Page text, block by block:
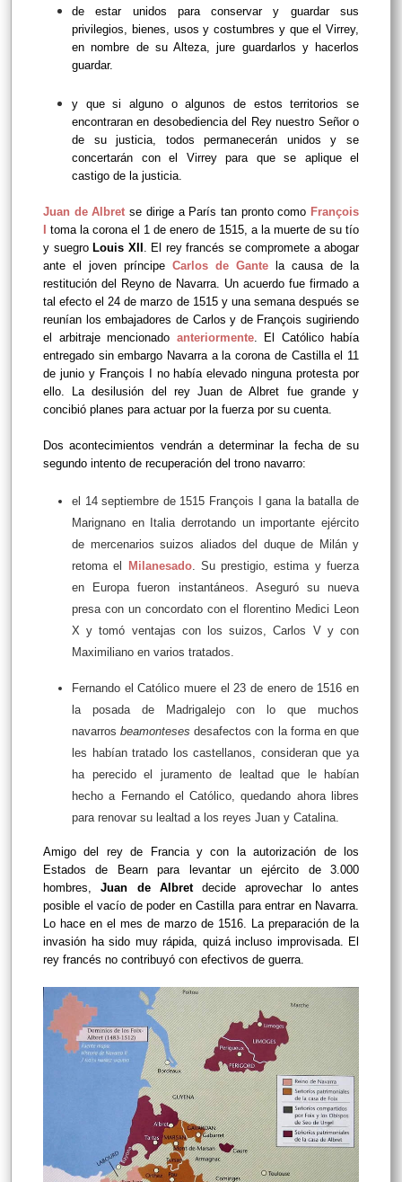
de estar unidos para conservar y guardar sus
privilegios, bienes, usos y costumbres y que el Virrey,
en nombre de su Alteza, jure guardarlos y hacerlos
guardar.
y que si alguno o algunos de estos territorios se
encontraran en desobediencia del Rey nuestro Señor o
de su justicia, todos permanecerán unidos y se
concertarán con el Virrey para que se aplique el
castigo de la justicia.
Juan de Albret se dirige a París tan pronto como François
toma la corona el 1 de enero de 1515, a la muerte de su tío
y suegro Louis XII . El rey francés se compromete a abogar
ante el joven príncipe Carlos de Gante
la causa de la
restitución del Reyno de Navarra. Un acuerdo fue firmado a
tal efecto el 24 de marzo de 1515 y una semana después se
reunían los embajadores de Carlos y de François sugiriendo
el arbitraje mencionado anteriormente. El Católico había
entregado sin embargo Navarra a la corona de Castilla el 11
de junio y François I no había elevado ninguna protesta por
ello. La desilusión del rey Juan de Albret fue grande y
concibió planes para actuar por la fuerza por su cuenta.
Dos acontecimientos vendrán a determinar la fecha de su
segundo intento de recuperación del trono navarro:
el 14 septiembre de 1515 François I gana la batalla de
Marignano en Italia derrotando un importante ejército
de mercenarios suizos aliados del duque de Milán y
retoma el
Milanesado. Su prestigio, estima y fuerza
en Europa fueron instantáneos. Aseguró su nueva
presa con un concordato con el florentino Medici Leon
X y tomó ventajas con los suizos, Carlos V y con
Maximiliano en varios tratados.
Fernando el Católico muere el 23 de enero de 1516 en
la posada de Madrigalejo con lo que muchos
navarrosbeamontesesdesafectos con la forma en que
les habían tratado los castellanos, consideran que ya
ha perecido el juramento de lealtad que le habían
hecho a Fernando el Católico, quedando ahora libres
para renovar su lealtad a los reyes Juan y Catalina.
Amigo del rey de Francia y con la autorización de los
Estados de Bearn para levantar un ejército de 3.000
hombres,Juan de Albretdecide aprovechar lo antes
posible el vacío de poder en Castilla para entrar en Navarra.
Lo hace en el mes de marzo de 1516. La preparación de la
invasión ha sido muy rápida, quizá incluso improvisada. El
rey francés no contribuyó con efectivos de guerra.